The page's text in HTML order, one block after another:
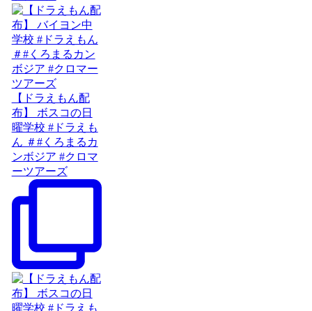
【ドラえもん配
布】 ボスコの日
曜学校 #ドラえも
ん ＃#くろまるカ
ンボジア #クロマ
ーツアーズ